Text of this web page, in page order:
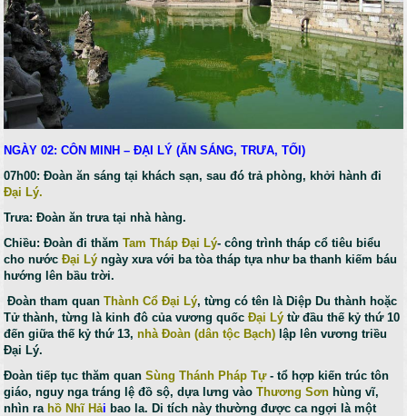
NGÀY 02: CÔN MINH – ĐẠI LÝ (ĂN SÁNG, TRƯA, TỐI)
07h00: Đoàn ăn sáng tại khách sạn, sau đó trả phòng, khởi hành đi
Đại Lý.
Trưa: Đoàn ăn trưa tại nhà hàng.
Chiều: Đoàn đi thăm Tam Tháp Đại Lý- công trình tháp cổ tiêu biểu
cho nước Đại Lý ngày xưa với ba tòa tháp tựa như ba thanh kiếm báu
hướng lên bầu trời.
Đoàn tham quan Thành Cổ Đại Lý, từng có tên là Diệp Du thành hoặc
Tử thành, từng là kinh đô của vương quốcĐại Lý từ đầu thế kỷ thứ 10
đến giữa thế kỷ thứ 13,nhà Đoàn (dân tộc Bạch) lập lên vương triều
Đại Lý.
Đoàn tiếp tục thăm quan Sùng Thánh Pháp Tự- tổ hợp kiến trúc tôn
giáo, nguy nga tráng lệ đồ sộ, dựa lưng vào Thương Sơn hùng vĩ,
nhìn ra hồ Nhĩ Hải bao la. Di tích này thường được ca ngợi là một